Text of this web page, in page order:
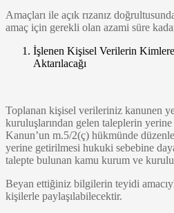
Amaçları ile açık rızanız
amaç için gerekli olan azami süre
İşlenen Kişisel Verilerin
Aktarılacağı
Toplanan kişisel verileriniz kanunen
kuruluşlarından gelen taleplerin
Kanun’un m.5/2(ç) hükmünde
yerine getirilmesi hukuki sebebine
talepte bulunan kamu kurum ve
Beyan ettiğiniz bilgilerin teyidi
kişilerle paylaşılabilecektir.